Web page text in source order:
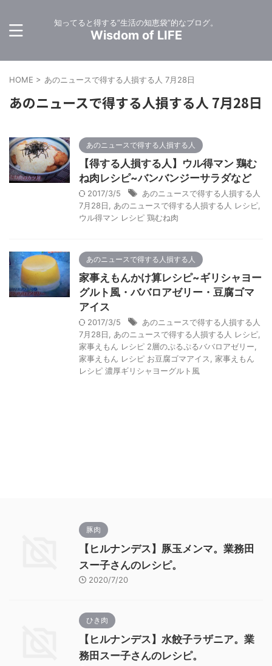
知ってると得する”生活の知恵袋”的なブログ。
Wisdom of LIFE
HOME > あのニュースで得する人損する人 7月28日
あのニュースで得する人損する人 7月28日
あのニュースで得する人損する人
【得する人損する人】ウル得マン 鶏む
ね肉レシピ~バンバンジーサラダなど
2017/3/5
あのニュースで得する人損する人
7月28日
あのニュースで得する人損する人 レシピ
ウル得マン レシピ 鶏むね肉
あのニュースで得する人損する人
家事えもんかけ算レシピ~ギリシャヨー
グルト風・ババロアゼリー・豆腐ゴマ
アイス
2017/3/5
あのニュースで得する人損する人
7月28日
あのニュースで得する人損する人 レシピ
家事えもん レシピ 2層のぷるぷるババロアゼリー
家事えもん レシピ お豆腐ゴマアイス
家事えもん
レシピ 濃厚ギリシャヨーグルト風
豚肉
【ヒルナンデス】豚玉メンマ。業務田
スー子さんのレシピ。
2020/7/20
ひき肉
【ヒルナンデス】水餃子ラザニア。業
務田スー子さんのレシピ。